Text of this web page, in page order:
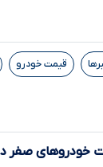
قیمت خودرو